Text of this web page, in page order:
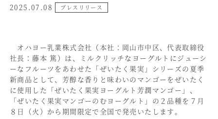
2025.07.08 プレスリリース
オハヨー乳業株式会社（本社：岡山市中区、代表取締役
社長：藤本 篤）は、ミルクリッチなヨーグルトにジューシ
ーなフルーツをあわせた「ぜいたく果実」シリーズの夏季
新商品として、芳醇な香りと味わいのマンゴーをぜいたく
に使用した「ぜいたく果実ヨーグルト芳潤マンゴー」、
「ぜいたく果実マンゴーのむヨーグルト」の２品種を７月
８日（火）から期間限定で全国で発売いたします。